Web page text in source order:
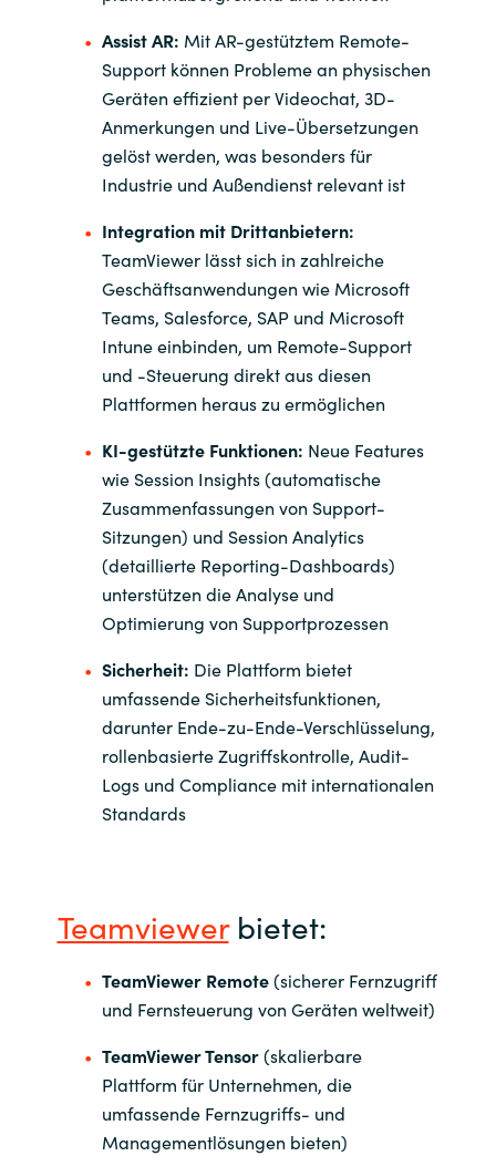
Singapore
Spain
Sri Lanka
Sweden
Switzerland
Ukraine
United Kingdom
United States
Assist AR: Mit AR-gestütztem Remote-
Support können Probleme an physischen
Geräten effizient per Videochat, 3D-
Anmerkungen und Live-Übersetzungen
gelöst werden, was besonders für
Industrie und Außendienst relevant ist
Integration mit Drittanbietern:
TeamViewer lässt sich in zahlreiche
Geschäftsanwendungen wie Microsoft
Teams, Salesforce, SAP und Microsoft
Intune einbinden, um Remote-Support
und -Steuerung direkt aus diesen
Plattformen heraus zu ermöglichen
KI-gestützte Funktionen: Neue Features
wie Session Insights (automatische
Zusammenfassungen von Support-
Sitzungen) und Session Analytics
(detaillierte Reporting-Dashboards)
unterstützen die Analyse und
Optimierung von Supportprozessen
Sicherheit: Die Plattform bietet
umfassende Sicherheitsfunktionen,
darunter Ende-zu-Ende-Verschlüsselung,
rollenbasierte Zugriffskontrolle, Audit-
Logs und Compliance mit internationalen
Standards
Teamviewerbietet:
TeamViewer Remote(sicherer Fernzugriff
und Fernsteuerung von Geräten weltweit)
TeamViewer Tensor(skalierbare
Plattform für Unternehmen, die
umfassende Fernzugriffs- und
Managementlösungen bieten)